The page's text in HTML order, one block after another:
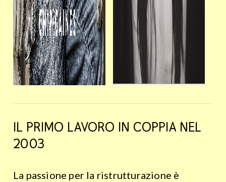
IL PRIMO LAVORO IN COPPIA NEL
2003
La passione per la ristrutturazione è